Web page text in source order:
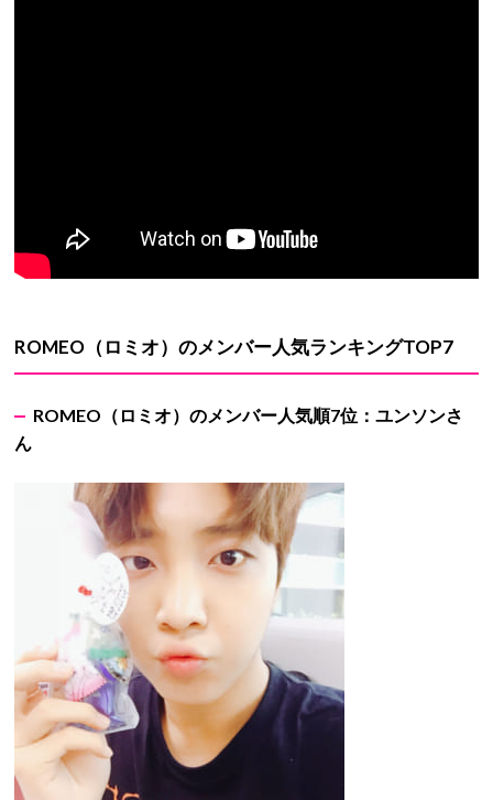
ROMEO （ロミオ）のメンバー人気ランキングTOP7
ROMEO （ロミオ）のメンバー人気順7位：ユンソンさ
ん